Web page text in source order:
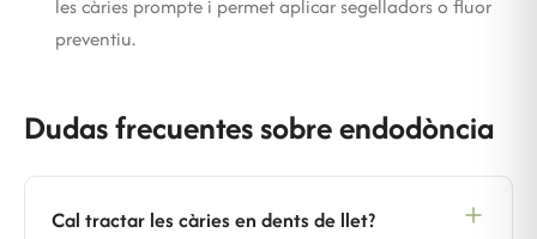
les càries prompte i permet aplicar segelladors o fluor
preventiu.
Dudas frecuentes sobre endodòncia
Cal tractar les càries en dents de llet?